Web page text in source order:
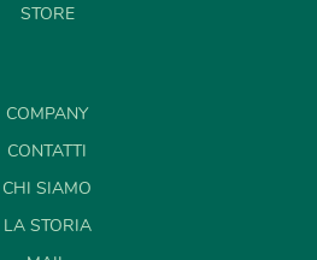
STORE
COMPANY
CONTATTI
CHI SIAMO
LA STORIA